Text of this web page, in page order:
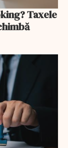
Taxele